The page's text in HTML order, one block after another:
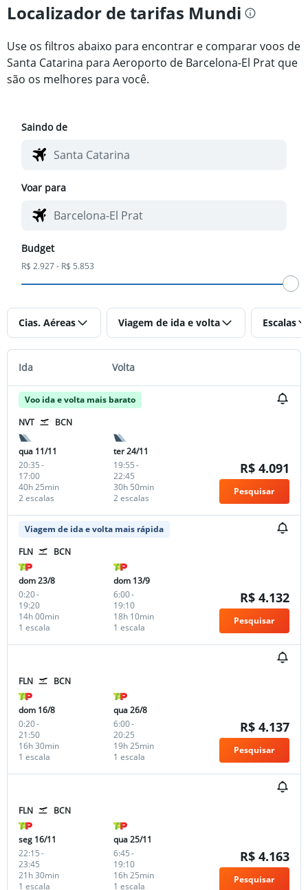
Localizador de tarifas Mundi
Use os filtros abaixo para encontrar e comparar voos de
Santa Catarina para Aeroporto de Barcelona-El Prat que
são os melhores para você.
Saindo de
Voar para
Budget
R$ 2.927 - R$ 5.853
Cias. Aéreas Viagem de ida e volta Escalas
Ida Volta
Voo ida e volta mais barato
NVT
BCN
qua 11/11
20:35-
17:00
2 escalas
40h 25min
ter 24/11
19:55-
22:45
2 escalas
30h 50min
R$ 4.091
Pesquisar
Viagem de ida e volta mais rápida
FLN
BCN
dom 23/8
0:20-
19:20
1 escala
14h 00min
dom 13/9
6:00-
19:10
1 escala
18h 10min
R$ 4.132
Pesquisar
FLN BCN
dom 16/8
0:20-
21:50
1 escala
16h 30min
qua 26/8
6:00-
20:25
1 escala
19h 25min
R$ 4.137
Pesquisar
FLN BCN
seg 16/11
22:15-
23:45
1 escala
21h 30min
qua 25/11
6:45-
19:10
1 escala
16h 25min
R$ 4.163
Pesquisar